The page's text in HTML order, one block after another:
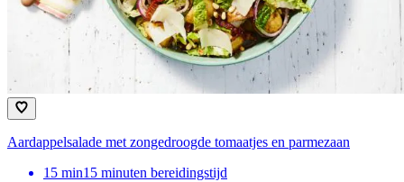
Aardappelsalade met zongedroogde tomaatjes en parmezaan
15 min15 minuten bereidingstijd